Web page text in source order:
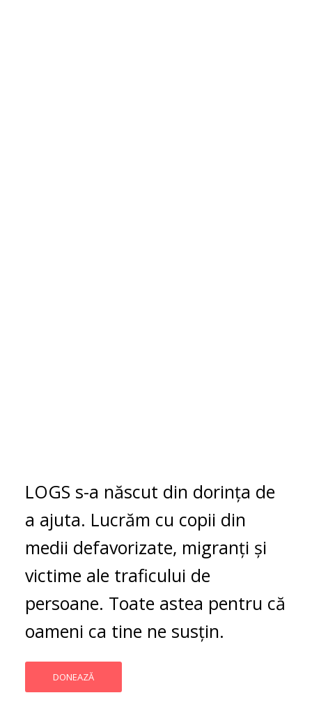
LOGS s-a născut din dorința de
a ajuta. Lucrăm cu copii din
medii defavorizate, migranți și
victime ale traficului de
persoane. Toate astea pentru că
oameni ca tine ne susțin.
DONEAZĂ